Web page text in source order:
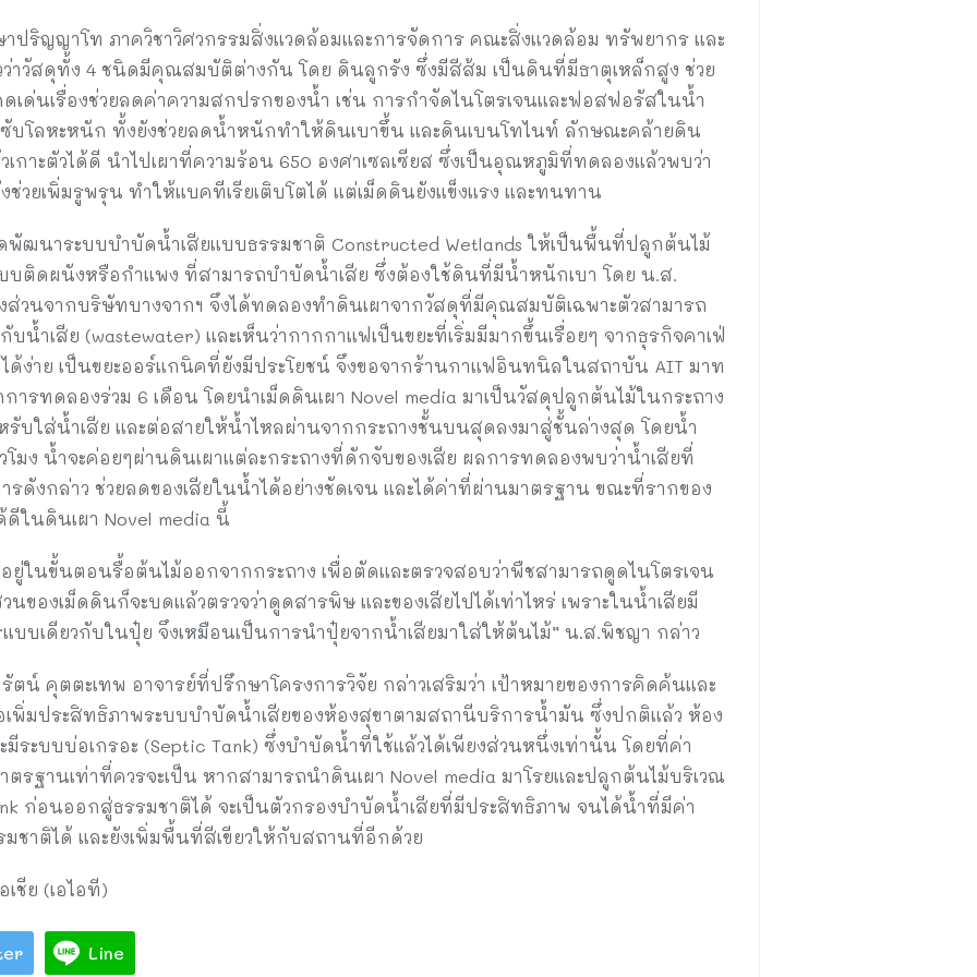
ริญญาโท ภาควิชาวิศวกรรมสิ่งแวดล้อมและการจัดการ คณะสิ่งแวดล้อม ทรัพยากร และ
าวัสดุทั้ง 4 ชนิดมีคุณสมบัติต่างกัน โดย ดินลูกรัง ซึ่งมีสีส้ม เป็นดินที่มีธาตุเหล็กสูง ช่วย
ด่นเรื่องช่วยลดค่าความสกปรกของน้ำ เช่น การกำจัดไนโตรเจนและฟอสฟอรัสในน้ำ
บโลหะหนัก ทั้งยังช่วยลดน้ำหนักทำให้ดินเบาขึ้น และดินเบนโทไนท์ ลักษณะคล้ายดิน
กาะตัวได้ดี นำไปเผาที่ความร้อน 650 องศาเซลเซียส ซึ่งเป็นอุณหภูมิที่ทดลองแล้วพบว่า
วยเพิ่มรูพรุน ทำให้แบคทีเรียเติบโตได้ แต่เม็ดดินยังแข็งแรง และทนทาน
พัฒนาระบบบำบัดน้ำเสียแบบธรรมชาติ Constructed Wetlands ให้เป็นพื้นที่ปลูกต้นไม้
บติดผนังหรือกำแพง ที่สามารถบำบัดน้ำเสีย ซึ่งต้องใช้ดินที่มีน้ำหนักเบา โดย น.ส.
วนจากบริษัทบางจากฯ จึงได้ทดลองทำดินเผาจากวัสดุที่มีคุณสมบัติเฉพาะตัวสามารถ
น้ำเสีย (wastewater) และเห็นว่ากากกาแฟเป็นขยะที่เริ่มมีมากขึ้นเรื่อยๆ จากธุรกิจคาเฟ่
ด้ง่าย เป็นขยะออร์แกนิคที่ยังมีประโยชน์ จึงขอจากร้านกาแฟอินทนิลในสถาบัน AIT มาท
รทดลองร่วม 6 เดือน โดยนำเม็ดดินเผา Novel media มาเป็นวัสดุปลูกต้นไม้ในกระถาง
บใส่น้ำเสีย และต่อสายให้น้ำไหลผ่านจากกระถางชั้นบนสุดลงมาสู่ชั้นล่างสุด โดยน้ำ
มง น้ำจะค่อยๆผ่านดินเผาแต่ละกระถางที่ดักจับของเสีย ผลการทดลองพบว่าน้ำเสียที่
รดังกล่าว ช่วยลดของเสียในน้ำได้อย่างชัดเจน และได้ค่าที่ผ่านมาตรฐาน ขณะที่รากของ
ในดินเผา Novel media นี้
ยู่ในขั้นตอนรื้อต้นไม้ออกจากกระถาง เพื่อตัดและตรวจสอบว่าพืชสามารถดูดไนโตรเจน
ของเม็ดดินก็จะบดแล้วตรวจว่าดูดสารพิษ และของเสียไปได้เท่าไหร่ เพราะในน้ำเสียมี
บบเดียวกับในปุ๋ย จึงเหมือนเป็นการนำปุ๋ยจากน้ำเสียมาใส่ให้ต้นไม้” น.ส.พิชญา กล่าว
น์ คุตตะเทพ อาจารย์ที่ปรึกษาโครงการวิจัย กล่าวเสริมว่า เป้าหมายของการคิดค้นและ
พิ่มประสิทธิภาพระบบบำบัดน้ำเสียของห้องสุขาตามสถานีบริการน้ำมัน ซึ่งปกติแล้ว ห้อง
ระบบบ่อเกรอะ (Septic Tank) ซึ่งบำบัดน้ำที่ใช้แล้วได้เพียงส่วนหนึ่งเท่านั้น โดยที่ค่า
รฐานเท่าที่ควรจะเป็น หากสามารถนำดินเผา Novel media มาโรยและปลูกต้นไม้บริเวณ
ก่อนออกสู่ธรรมชาติได้ จะเป็นตัวกรองบำบัดน้ำเสียที่มีประสิทธิภาพ จนได้น้ำที่มีค่า
ชาติได้ และยังเพิ่มพื้นที่สีเขียวให้กับสถานที่อีกด้วย
ชีย (เอไอที)
Line